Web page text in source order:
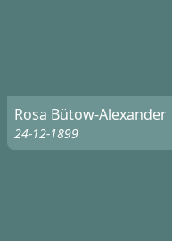
Rosa Bütow-Alexander
24-12-1899